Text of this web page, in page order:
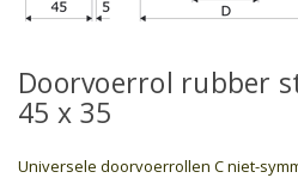
Doorvoerrol rubber
45 x 35
Universele doorvoerrollen C niet-